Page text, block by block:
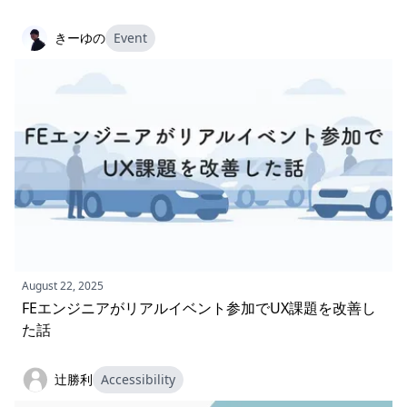
きーゆの Event
August 22, 2025
FEエンジニアがリアルイベント参加でUX課題を改善し
た話
辻勝利 Accessibility